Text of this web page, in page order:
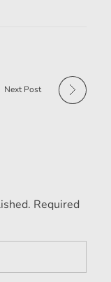
Next Post
Required